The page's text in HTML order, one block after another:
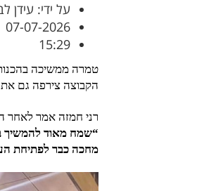
על ידי: עידן
07-07-2026
15:29
טמרה ממשיכה
הקבוצה צירפה גם
רני חמזה אמר לאחר
“שמח מאוד להמשיך
מחכה כבר לפתיחת